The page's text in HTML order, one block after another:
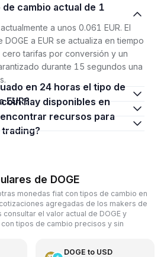
a unos 0.061 EUR. El
a EUR se actualiza en tiempo
tarifas por conversión y un
durante 15 segundos una
EUR?
de DOGE
monedas fiat con tipos de cambio en
agregadas de los makers de
el valor actual de DOGE y
tipos de cambio precisos y sin
DOGE to USD